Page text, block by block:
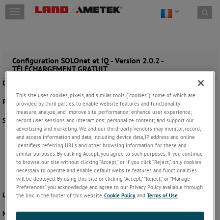
Skip to content
T
o
e
n
g
a
t
o
n
Configuration SOLOnet et IQ - Version 2.0.2 -
TÉLÉCHARGEMENT GRATUIT
Date de publication :
Plateformes :Windows XP, Windows 7, Windows 8, et Windows 10
Spécification minimum de la plateforme :
Processeur : Pentium double cœur ou équivalent
Mémoire : 1 Go
Disque dur : 100 Mo
Graphismes : 256 Mo
Affichage : 1024 x 768 pixels
Système d’exploitation : Windows XP SP2 32 bit
Langues prises en charge : English (anglais)
Notes de mise à jour de la version :
This site uses cookies, pixels, and similar tools (“cookies”), some of which are
provided by third parties, to enable website features and functionality;
measure, analyze, and improve site performance; enhance user experience;
record user sessions and interactions; personalize content; and support our
advertising and marketing. We and our third-party vendors may monitor, record,
and access information and data, including device data, IP address and online
identifiers, referring URLs and other browsing information, for these and
similar purposes. By clicking Accept, you agree to such purposes. If you continue
to browse our site without clicking “Accept,” or if you click “Reject,” only cookies
necessary to operate and enable default website features and functionalities
will be deployed. By using this site or clicking “Accept,” “Reject,” or “Manage
Preferences” you acknowledge and agree to our Privacy Policy available through
the link in the footer of this website,Cookie Policy, andTerms of Use.